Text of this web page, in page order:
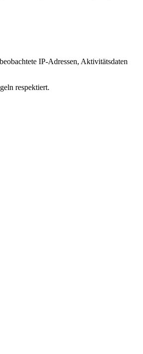
IP-Adressen, Aktivitätsdaten
respektiert.